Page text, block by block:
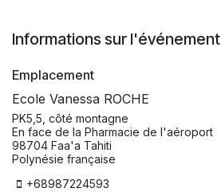
Informations sur l'événement
Emplacement
Ecole Vanessa ROCHE
PK5,5, côté montagne
En face de la Pharmacie de l'aéroport
98704 Faa'a Tahiti
Polynésie française
+68987224593